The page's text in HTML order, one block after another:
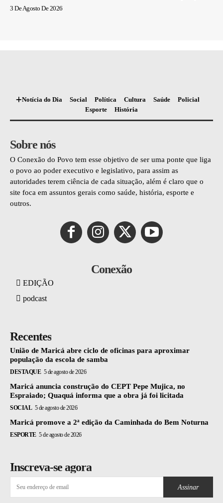
3 De Agosto De 2026
Notícia do Dia Social Política Cultura Saúde
Policial
Esporte
História
Sobre nós
O Conexão do Povo tem esse objetivo de ser uma ponte que liga
o povo ao poder executivo e legislativo, para assim as
autoridades terem ciência de cada situação, além é claro que o
site foca em assuntos gerais como saúde, história, esporte e
outros.
Conexão
EDIÇÃO
podcast
Recentes
União de Maricá abre ciclo de oficinas para aproximar
população da escola de samba
DESTAQUE 5 de agosto de 2026
Maricá anuncia construção do CEPT Pepe Mujica, no
Espraiado; Quaquá informa que a obra já foi licitada
SOCIAL 5 de agosto de 2026
Maricá promove a 2ª edição da Caminhada do Bem Noturna
ESPORTE 5 de agosto de 2026
Inscreva-se agora
Assinar